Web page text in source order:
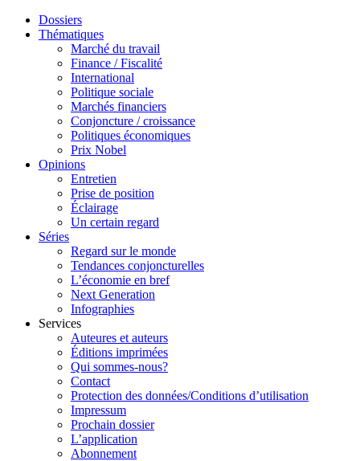
Dossiers
Thématiques
Marché du travail
Finance / Fiscalité
International
Politique sociale
Marchés financiers
Conjoncture / croissance
Politiques économiques
Prix Nobel
Opinions
Entretien
Prise de position
Éclairage
Un certain regard
Séries
Regard sur le monde
Tendances conjoncturelles
L’économie en bref
Next Generation
Infographies
Services
Auteures et auteurs
Éditions imprimées
Qui sommes-nous?
Contact
Protection des données/Conditions d’utilisation
Impressum
Prochain dossier
L’application
Abonnement